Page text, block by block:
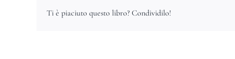
Ti è piaciuto questo libro? Condividilo!